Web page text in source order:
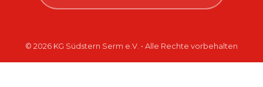
© 2026 KG Südstern Serm e.V. • Alle Rechte vorbehalten